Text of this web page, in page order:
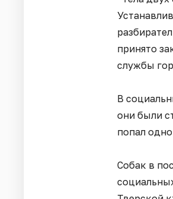
принято
службы
В
они были
попал
Собак в